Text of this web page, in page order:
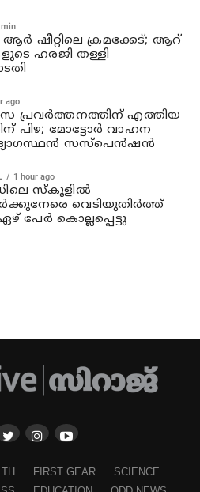
min
ആര്‍ ഷീറ്റിലെ ക്രമക്കേട്; ആറ്
ഹരജി തള്ളി
ago
പ്രവര്‍ത്തനത്തിന് എത്തിയ
പിഴ; മോട്ടോര്‍ വാഹന
സസ്‌പെന്‍ഷന്‍
1 hour ago
സ്കൂളിൽ
വെടിയുതിർത്ത്
ഏഴ് പേര്‍ കൊല്ലപ്പെട്ടു
FIRST GEAR
SCIENCE